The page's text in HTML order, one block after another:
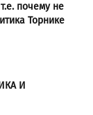
почему не
Торнике
И